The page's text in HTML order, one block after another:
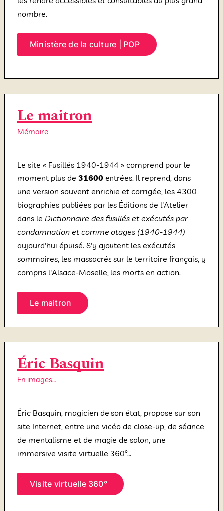
nombre.
Ministère de la culture | POP
Le maitron
Mémoire
Le site « Fusillés 1940-1944 » comprend pour le
moment plus de 31600 entrées. Il reprend, dans
une version souvent enrichie et corrigée, les 4300
biographies publiées par les Éditions de l'Atelier
dans le Dictionnaire des fusillés et exécutés par
condamnation et comme otages (1940-1944)
aujourd'hui épuisé. S'y ajoutent les exécutés
sommaires, les massacrés sur le territoire français, y
compris l'Alsace-Moselle, les morts en action.
Le maitron
Éric Basquin
En images…
Éric Basquin, magicien de son état, propose sur son
site Internet, entre une vidéo de close-up, de séance
de mentalisme et de magie de salon, une
immersive visite virtuelle 360°…
Visite virtuelle 360°